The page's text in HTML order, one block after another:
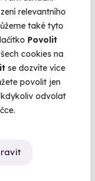
relevantního
také tyto
Povolit
cookies na
se dozvíte více
povolit jen
kdykoliv odvolat
9.8
zámku